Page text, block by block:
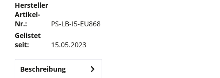
Hersteller
Artikel-
Nr.:
PS-LB-I5-EU868
Gelistet
seit:
15.05.2023
Beschreibung